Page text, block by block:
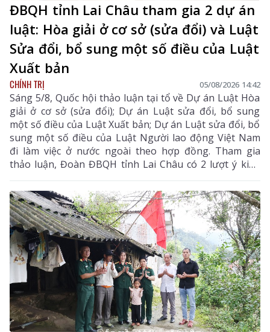
ĐBQH tỉnh Lai Châu tham gia 2 dự án
luật: Hòa giải ở cơ sở (sửa đổi) và Luật
Sửa đổi, bổ sung một số điều của Luật
Xuất bản
CHÍNH TRỊ 05/08/2026 14:42
Sáng 5/8, Quốc hội thảo luận tại tổ về Dự án Luật Hòa
giải ở cơ sở (sửa đổi); Dự án Luật sửa đổi, bổ sung
một số điều của Luật Xuất bản; Dự án Luật sửa đổi, bổ
sung một số điều của Luật Người lao động Việt Nam
đi làm việc ở nước ngoài theo hợp đồng. Tham gia
thảo luận, Đoàn ĐBQH tỉnh Lai Châu có 2 lượt ý kiến
đối với Dự án Luật Hòa giải ở cơ sở (sửa đổi) và Dự án
Luật sửa đổi, bổ sung một số điều của Luật Xuất bản.